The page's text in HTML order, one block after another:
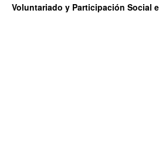
Voluntariado y Participación Social